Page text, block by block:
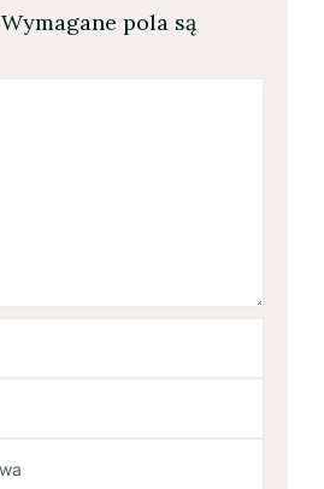
Wymagane pola są